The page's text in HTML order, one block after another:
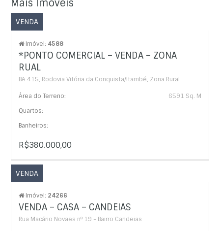
Mais Imóveis
VENDA
Imóvel: 4588
*PONTO COMERCIAL – VENDA – ZONA
RUAL
BA 415, Rodovia Vitória da Conquista/Itambé, Zona Rural
Área do Terreno:
6591 Sq. M
Quartos:
Banheiros:
R$380.000,00
VENDA
Imóvel: 24266
VENDA – CASA – CANDEIAS
Rua Macário Novaes nº 19 - Bairro Candeias